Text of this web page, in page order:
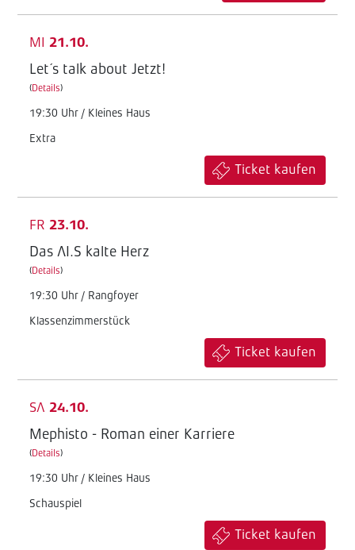
MI 21.10.
Let´s talk about Jetzt!
(Details)
19:30 Uhr / Kleines Haus
Extra
Ticket kaufen
FR 23.10.
Das AI.S kalte Herz
(Details)
19:30 Uhr / Rangfoyer
Klassenzimmerstück
Ticket kaufen
SA 24.10.
Mephisto - Roman einer Karriere
(Details)
19:30 Uhr / Kleines Haus
Schauspiel
Ticket kaufen